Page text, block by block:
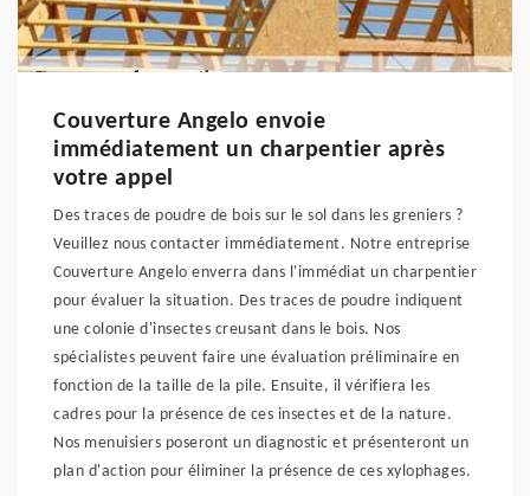
Couverture Angelo envoie
immédiatement un charpentier après
votre appel
Des traces de poudre de bois sur le sol dans les greniers ?
Veuillez nous contacter immédiatement. Notre entreprise
Couverture Angelo enverra dans l'immédiat un charpentier
pour évaluer la situation. Des traces de poudre indiquent
une colonie d'insectes creusant dans le bois. Nos
spécialistes peuvent faire une évaluation préliminaire en
fonction de la taille de la pile. Ensuite, il vérifiera les
cadres pour la présence de ces insectes et de la nature.
Nos menuisiers poseront un diagnostic et présenteront un
plan d'action pour éliminer la présence de ces xylophages.